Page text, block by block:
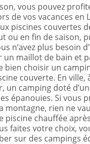
vous pouvez
de vos vacances en
piscines couvertes
ou en fin de saison,
n’avez plus besoin
un maillot de bain et
bien choisir un
couverte. En ville,
un camping doté
épanouies. Si vous
montagne, rien ne
piscine chauffée
faites votre choix,
sur des campings